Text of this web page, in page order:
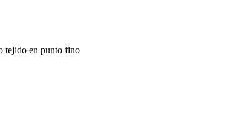
tejido en punto fino